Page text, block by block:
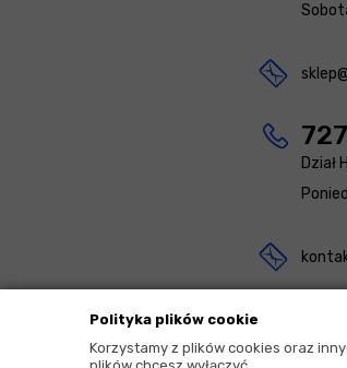
Polityka plików cookie
Korzystamy z plików cookies oraz
Dział